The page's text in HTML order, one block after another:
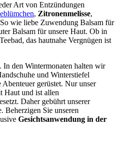
Art von Entzündungen
, Zitronenmelisse,
wie liebe Zuwendung Balsam für
Balsam für unsere Haut. Ob in
das hautnahe Vergnügen ist
In den Wintermonaten halten wir
und Winterstiefel
gerüstet. Nur unser
Haut und ist allen
Daher gebührt unserer
Beherzigen Sie unseren
Gesichtsanwendung in der